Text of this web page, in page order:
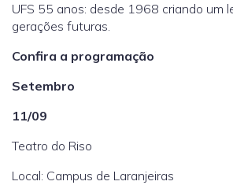
UFS 55 anos: desde 1968 criando um
gerações futuras.
Confira a programação
Setembro
11/09
Teatro do Riso
Local: Campus de Laranjeiras